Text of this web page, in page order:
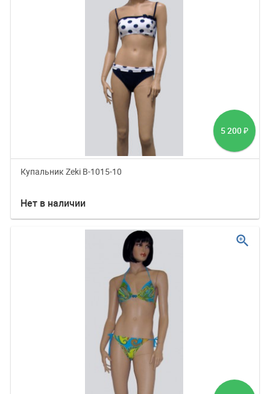
5 200 ₽
Купальник Zeki B-1015-10
Нет в наличии
zoom_in